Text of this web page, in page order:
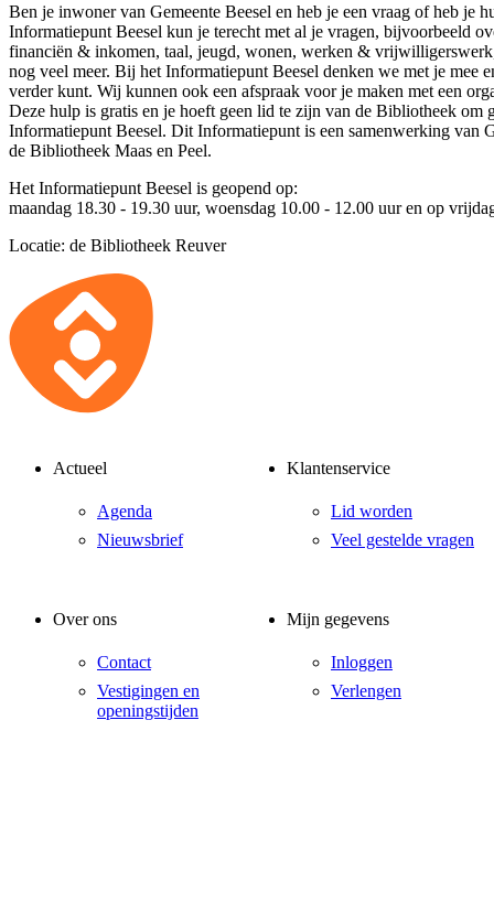
Ben je inwoner van Gemeente Beesel en heb je een vraag of heb je
Informatiepunt Beesel kun je terecht met al je vragen, bijvoorbeeld
financiën & inkomen, taal, jeugd, wonen, werken &
nog veel meer. Bij het Informatiepunt Beesel denken we met je mee
verder kunt. Wij kunnen ook een afspraak voor je maken met een
Deze hulp is gratis en je hoeft geen lid te zijn van de Bibliotheek om
Informatiepunt Beesel. Dit Informatiepunt is een samenwerking van
de Bibliotheek Maas en Peel.
Het Informatiepunt Beesel is geopend op:
maandag 18.30 - 19.30 uur, woensdag 10.00 - 12.00 uur en op
Locatie: de Bibliotheek Reuver
Actueel
Agenda
Nieuwsbrief
Klantenservice
Lid worden
Veel gestelde vragen
Over ons
Contact
Vestigingen en
openingstijden
Mijn gegevens
Inloggen
Verlengen